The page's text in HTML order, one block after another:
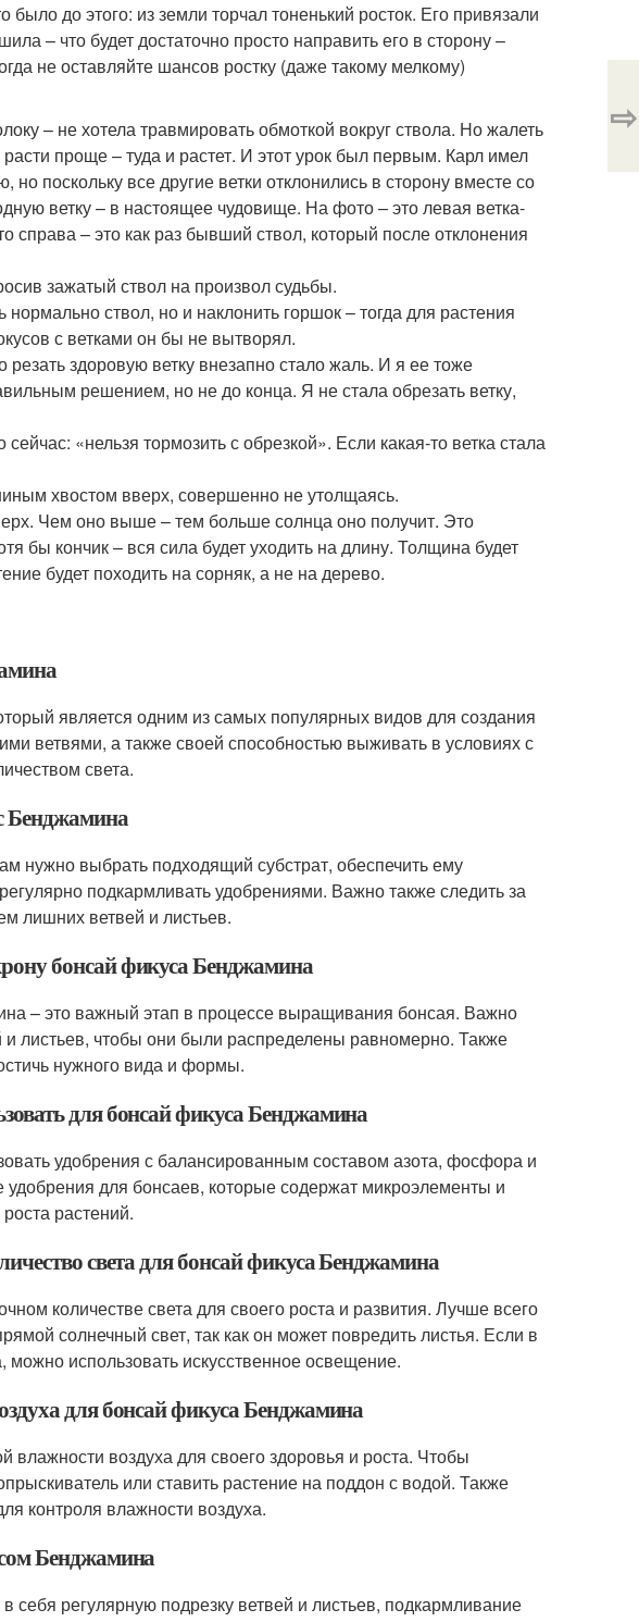
до этого: из земли торчал тоненький росток. Его привязали
– что будет достаточно просто направить его в сторону –
не оставляйте шансов ростку (даже такому мелкому)
– не хотела травмировать обмоткой вокруг ствола. Но жалеть
проще – туда и растет. И этот урок был первым. Карл имел
поскольку все другие ветки отклонились в сторону вместе со
ветку – в настоящее чудовище. На фото – это левая ветка-
– это как раз бывший ствол, который после отклонения
зажатый ствол на произвол судьбы.
нормально ствол, но и наклонить горшок – тогда для растения
с ветками он бы не вытворял.
здоровую ветку внезапно стало жаль. И я ее тоже
решением, но не до конца. Я не стала обрезать ветку,
«нельзя тормозить с обрезкой». Если какая-то ветка стала
хвостом вверх, совершенно не утолщаясь.
Чем оно выше – тем больше солнца оно получит. Это
бы кончик – вся сила будет уходить на длину. Толщина будет
будет походить на сорняк, а не на дерево.
является одним из самых популярных видов для создания
ветвями, а также своей способностью выживать в условиях с
света.
Бенджамина
нужно выбрать подходящий субстрат, обеспечить ему
подкармливать удобрениями. Важно также следить за
лишних ветвей и листьев.
бонсай фикуса Бенджамина
– это важный этап в процессе выращивания бонсая. Важно
листьев, чтобы они были распределены равномерно. Также
нужного вида и формы.
для бонсай фикуса Бенджамина
удобрения с балансированным составом азота, фосфора и
для бонсаев, которые содержат микроэлементы и
растений.
света для бонсай фикуса Бенджамина
количестве света для своего роста и развития. Лучше всего
солнечный свет, так как он может повредить листья. Если в
использовать искусственное освещение.
для бонсай фикуса Бенджамина
воздуха для своего здоровья и роста. Чтобы
или ставить растение на поддон с водой. Также
контроля влажности воздуха.
Бенджамина
регулярную подрезку ветвей и листьев, подкармливание
⇨